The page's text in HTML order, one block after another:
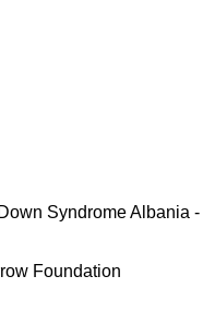
Syndrome Albania -
Foundation